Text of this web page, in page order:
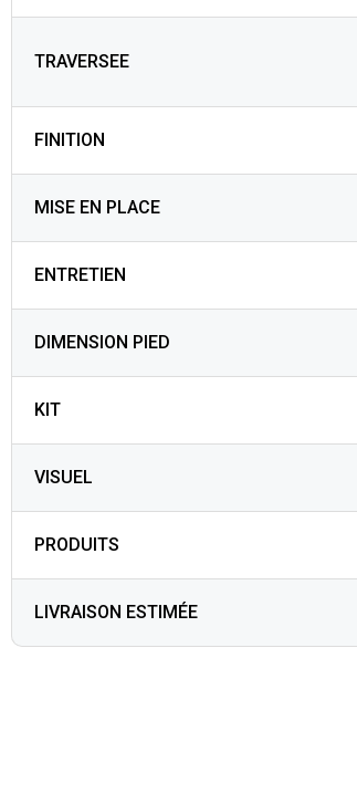
TRAVERSEE
FINITION
MISE EN PLACE
ENTRETIEN
DIMENSION PIED
KIT
VISUEL
PRODUITS
LIVRAISON ESTIMÉE